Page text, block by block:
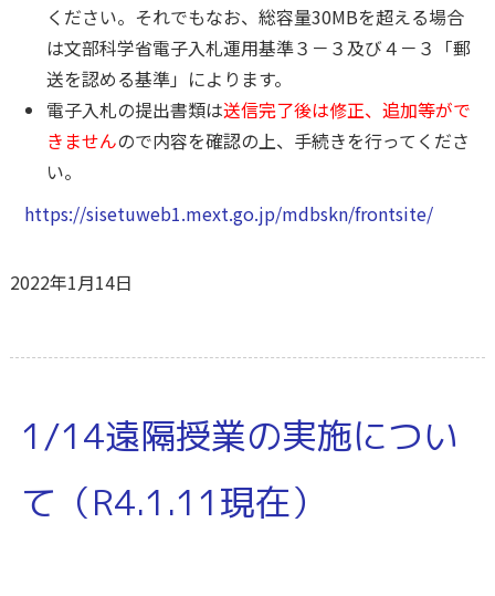
ください。それでもなお、総容量30MBを超える場合
は文部科学省電子入札運用基準３－３及び４－３「郵
送を認める基準」によります。
電子入札の提出書類は送信完了後は修正、追加等がで
きませんので内容を確認の上、手続きを行ってくださ
い。
https://sisetuweb1.mext.go.jp/mdbskn/frontsite/
2022年1月14日
1/14遠隔授業の実施につい
て（R4.1.11現在）